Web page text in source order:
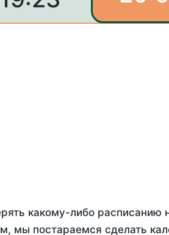
какому-либо расписанию
мы постараемся сделать